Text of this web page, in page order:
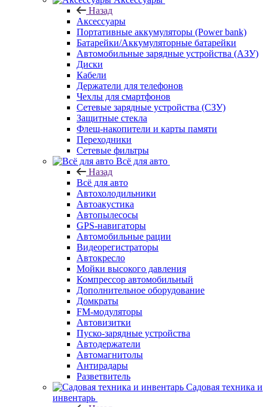
Назад
Аксессуары
Портативные аккумуляторы (Power bank)
Батарейки/Аккумуляторные батарейки
Автомобильные зарядные устройства (АЗУ)
Диски
Кабели
Держатели для телефонов
Чехлы для смартфонов
Сетевые зарядные устройства (СЗУ)
Защитные стекла
Флеш-накопители и карты памяти
Переходники
Сетевые фильтры
Всё для авто
Назад
Всё для авто
Автохолодильники
Автоакустика
Автопылесосы
GPS-навигаторы
Автомобильные рации
Видеорегистраторы
Автокресло
Мойки высокого давления
Компрессор автомобильный
Дополнительное оборудование
Домкраты
FM-модуляторы
Автовизитки
Пуско-зарядные устройства
Автодержатели
Автомагнитолы
Антирадары
Разветвитель
Садовая техника и
инвентарь